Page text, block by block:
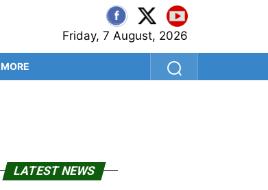
Friday, 7 August, 2026
MORE
LATEST NEWS